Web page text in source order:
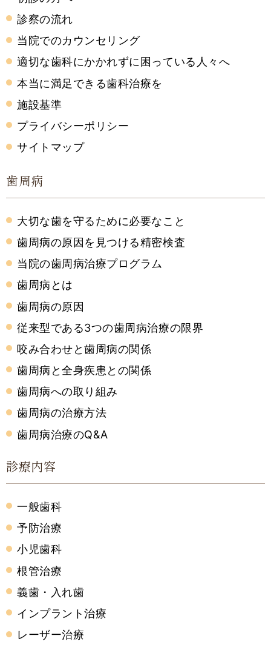
診察の流れ
当院でのカウンセリング
適切な歯科にかかれずに困っている人々へ
本当に満足できる歯科治療を
施設基準
プライバシーポリシー
サイトマップ
歯周病
大切な歯を守るために必要なこと
歯周病の原因を見つける精密検査
当院の歯周病治療プログラム
歯周病とは
歯周病の原因
従来型である3つの歯周病治療の限界
咬み合わせと歯周病の関係
歯周病と全身疾患との関係
歯周病への取り組み
歯周病の治療方法
歯周病治療のQ&A
診療内容
一般歯科
予防治療
小児歯科
根管治療
義歯・入れ歯
インプラント治療
レーザー治療